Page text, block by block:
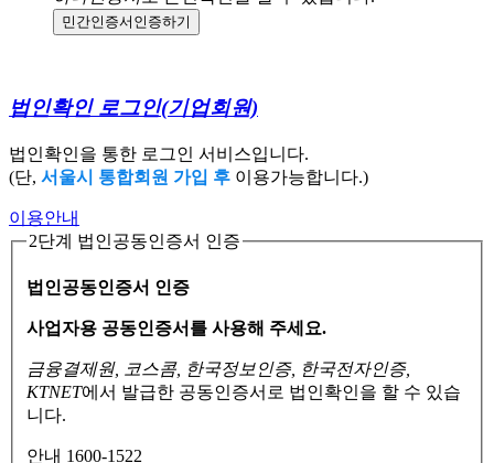
민간인증서 인증하기
법인확인 로그인(기업회원)
법인확인을 통한 로그인 서비스입니다.
(단, 서울시 통합회원 가입 후 이용가능합니다.)
이용안내
2단계 법인공동인증서 인증
법인공동인증서 인증
사업자용 공동인증서를 사용해 주세요.
금융결제원, 코스콤, 한국정보인증, 한국전자인증,
KTNET에서 발급한 공동인증서로 법인확인을 할 수 있습
니다.
안내 1600-1522